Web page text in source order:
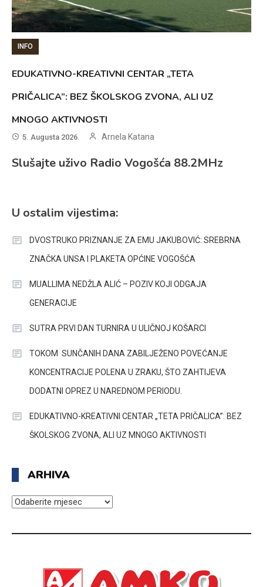
INFO
EDUKATIVNO-KREATIVNI CENTAR „TETA
PRIČALICA”: BEZ ŠKOLSKOG ZVONA, ALI UZ
MNOGO AKTIVNOSTI
5. Augusta 2026. Arnela Katana
Slušajte uživo Radio Vogošća 88.2MHz
U ostalim vijestima:
DVOSTRUKO PRIZNANJE ZA EMU JAKUBOVIĆ: SREBRNA
ZNAČKA UNSA I PLAKETA OPĆINE VOGOŠĆA
MUALLIMA NEDŽLA ALIĆ – POZIV KOJI ODGAJA
GENERACIJE
SUTRA PRVI DAN TURNIRA U ULIČNOJ KOŠARCI
TOKOM SUNČANIH DANA ZABILJEŽENO POVEĆANJE
KONCENTRACIJE POLENA U ZRAKU, ŠTO ZAHTIJEVA
DODATNI OPREZ U NAREDNOM PERIODU.
EDUKATIVNO-KREATIVNI CENTAR „TETA PRIČALICA”: BEZ
ŠKOLSKOG ZVONA, ALI UZ MNOGO AKTIVNOSTI
ARHIVA
ARHIVA